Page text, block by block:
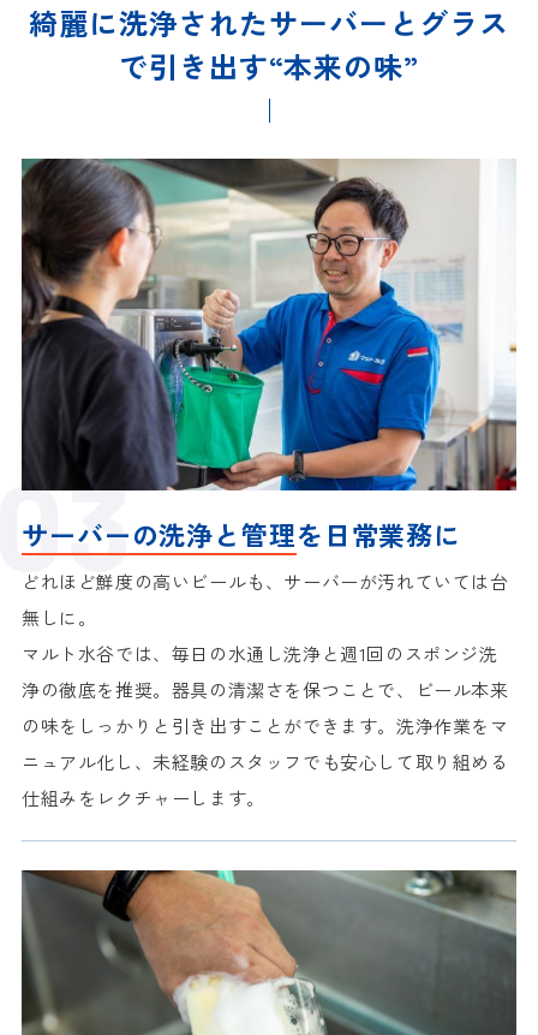
綺麗に洗浄されたサーバーとグラス
で引き出す“本来の味”
サーバーの洗浄と管理を日常業務に
どれほど鮮度の高いビールも、サーバーが汚れていては台
無しに。
マルト水谷では、毎日の水通し洗浄と週1回のスポンジ洗
浄の徹底を推奨。器具の清潔さを保つことで、ビール本来
の味をしっかりと引き出すことができます。洗浄作業をマ
ニュアル化し、未経験のスタッフでも安心して取り組める
仕組みをレクチャーします。